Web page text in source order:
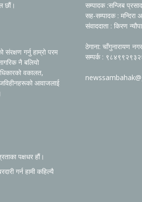
छौं।
गर्नु हाम्रो परम
नै बलियो
वकालत,
आवाजलाई
पक्षधर हौं।
गर्न हामी कहिल्यै
सम्पादक :सन्जिब
सह-सम्पादक : मन्दिरा
संवाददाता : किरण
ठेगाना: चाँगुनारायण
सम्पर्क :